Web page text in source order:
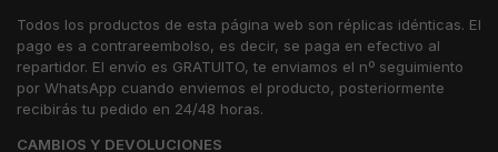
Todos los productos de esta página web son réplicas idénticas. El
pago es a contrareembolso, es decir, se paga en efectivo al
repartidor. El envío es GRATUITO, te enviamos el nº seguimiento
por WhatsApp cuando enviemos el producto, posteriormente
recibirás tu pedido en 24/48 horas.
CAMBIOS Y DEVOLUCIONES